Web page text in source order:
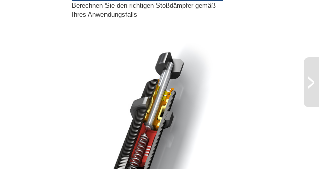
Berechnen Sie den richtigen Stoßdämpfer gemäß
Ihres Anwendungsfalls